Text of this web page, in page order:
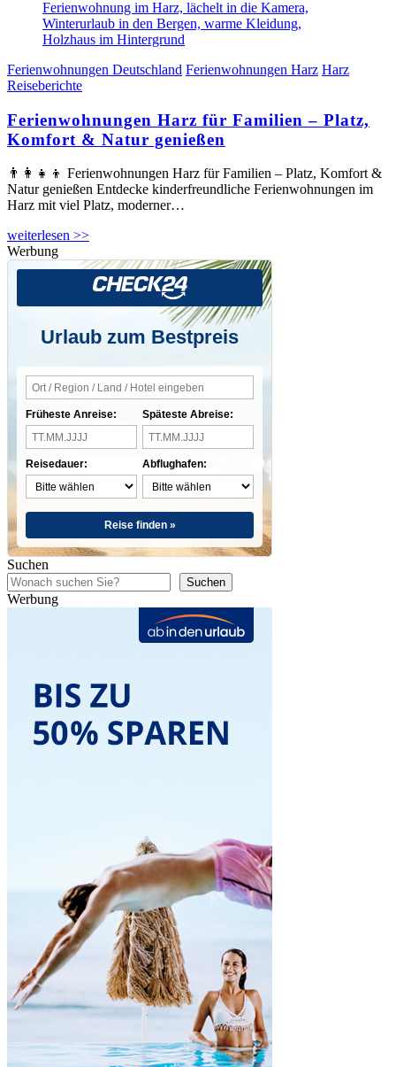
Ferienwohnungen Deutschland Ferienwohnungen Harz Harz
Reiseberichte
Ferienwohnungen Harz für Familien – Platz,
Komfort & Natur genießen
👨‍👩‍👧‍👦 Ferienwohnungen Harz für Familien – Platz, Komfort &
Natur genießen Entdecke kinderfreundliche Ferienwohnungen im
Harz mit viel Platz, moderner…
weiterlesen >>
Werbung
Urlaub zum Bestpreis
Früheste Anreise:
Reisedauer:
Späteste Abreise:
Abflughafen:
Reise finden »
Suchen
Suchen
Werbung